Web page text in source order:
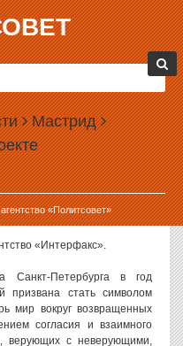
Мастрид
«Политсовет»
«СИМВОЛОМ
Исаакиевского собора в
примирения нации.
о передаче собора
в Санкт-Петербурге и в
«Интерфакс».
Санкт-Петербурга в год
призвана стать символом
мир вокруг возвращенных
согласия и взаимного
верующих с неверующими,